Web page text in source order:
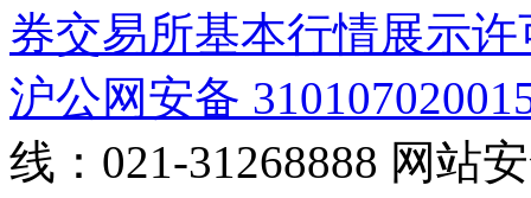
券交易所基本行情展示许
沪公网安备
线：021-31268888 网站